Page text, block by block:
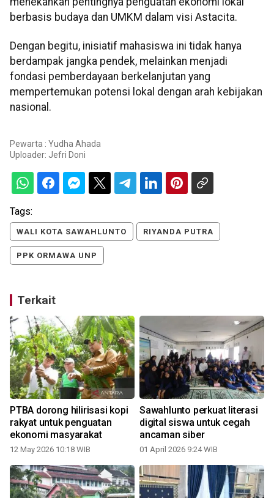
berbasis budaya dan UMKM dalam visi Astacita.
Dengan begitu, inisiatif mahasiswa ini tidak hanya
berdampak jangka pendek, melainkan menjadi
fondasi pemberdayaan berkelanjutan yang
mempertemukan potensi lokal dengan arah kebijakan
nasional.
Pewarta : Yudha Ahada
Uploader: Jefri Doni
Tags:
WALI KOTA SAWAHLUNTO RIYANDA PUTRA
PPK ORMAWA UNP
Terkait
PTBA dorong hilirisasi kopi
rakyat untuk penguatan
ekonomi masyarakat
12 May 2026 10:18 WIB
Sawahlunto perkuat literasi
digital siswa untuk cegah
ancaman siber
01 April 2026 9:24 WIB